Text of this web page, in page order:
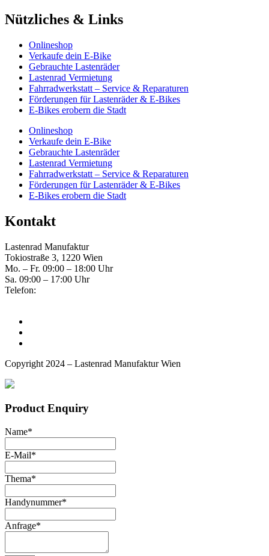
Nützliches & Links
Onlineshop
Verkaufe dein E-Bike
Gebrauchte Lastenräder
Lastenrad Vermietung
Fahrradwerkstatt – Service & Reparaturen
Förderungen für Lastenräder & E-Bikes
E-Bikes erobern die Stadt
Onlineshop
Verkaufe dein E-Bike
Gebrauchte Lastenräder
Lastenrad Vermietung
Fahrradwerkstatt – Service & Reparaturen
Förderungen für Lastenräder & E-Bikes
E-Bikes erobern die Stadt
Kontakt
Lastenrad Manufaktur
Tokiostraße 3, 1220 Wien
Mo. – Fr. 09:00 – 18:00 Uhr
Sa. 09:00 – 17:00 Uhr
Telefon:
Copyright 2024 – Lastenrad Manufaktur Wien
Product Enquiry
Name*
E-Mail*
Thema*
Handynummer*
Anfrage*